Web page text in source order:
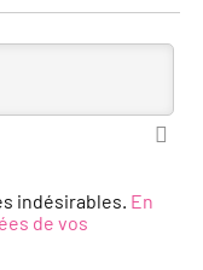
indésirables. En
de vos